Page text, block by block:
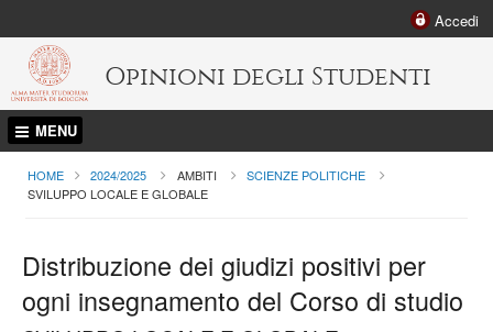
Accedi
Opinioni degli Studenti
MENU
HOME 2024/2025 AMBITI
SCIENZE POLITICHE
CURRENT:
SVILUPPO LOCALE E GLOBALE
Distribuzione dei giudizi positivi per
ogni insegnamento del Corso di studio